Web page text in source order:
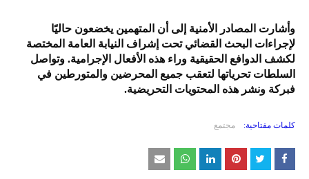
وأشارت المصادر الأمنية إلى أن المتهمين يخضعون حاليًا
لإجراءات البحث القضائي تحت إشراف النيابة العامة المختصة
لكشف الدوافع الحقيقية وراء هذه الأفعال الإجرامية. وتواصل
السلطات تحرياتها لتعقب جميع المحرضين والمتورطين في
فبركة ونشر هذه المحتويات التحريضية.
كلمات مفتاحية: مجتمع